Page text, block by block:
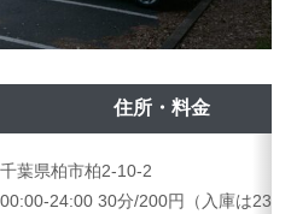
住所・料金
千葉県柏市柏2-10-2
00:00-24:00 30分/200円（入庫は23